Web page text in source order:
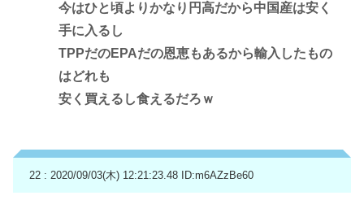
今はひと頃よりかなり円高だから中国産は安く
手に入るし
TPPだのEPAだの恩恵もあるから輸入したもの
はどれも
安く買えるし食えるだろｗ
22 : 2020/09/03(木) 12:21:23.48 ID:m6AZzBe60